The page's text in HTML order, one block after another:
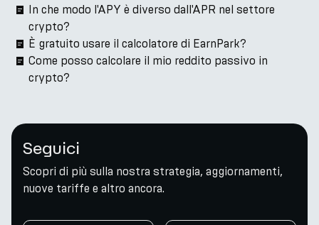
In che modo l'APY è diverso dall'APR nel settore
crypto?
È gratuito usare il calcolatore di EarnPark?
Come posso calcolare il mio reddito passivo in
crypto?
Seguici
Scopri di più sulla nostra strategia, aggiornamenti,
nuove tariffe e altro ancora.